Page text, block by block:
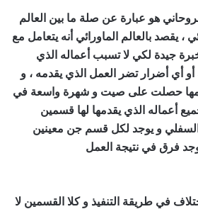
هو عبارة عن صلة ما بين العالم
، يقصد بالعالم الماورائي أنه يتعامل مع
جيدة لكي لا تسبب أعماله الذي
أو أي أضرار تضر العمل الذي يقدمه ، و
حصلت على صيت و شهرة واسعة في
أعماله الذي يقدمها لها قسمين
و يوجد لكل قسم جن معينين
فرق في نتيجة العمل
في طريقة التنفيذ و كلا القسمين لا